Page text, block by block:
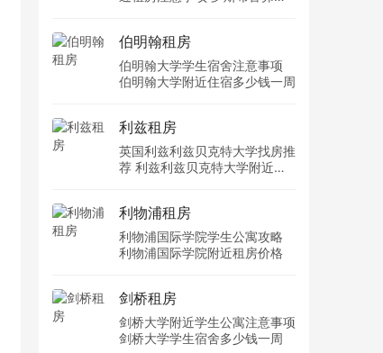
伯明翰租房
伯明翰大学学生宿舍注意事项
伯明翰大学附近住宿多少钱一周
利兹租房
英国利兹利兹贝克特大学找房推
荐 利兹利兹贝克特大学附近住
利物浦租房
利物浦国际学院学生公寓攻略
利物浦国际学院附近租房价格
剑桥租房
剑桥大学附近学生公寓注意事项
剑桥大学学生宿舍多少钱一周